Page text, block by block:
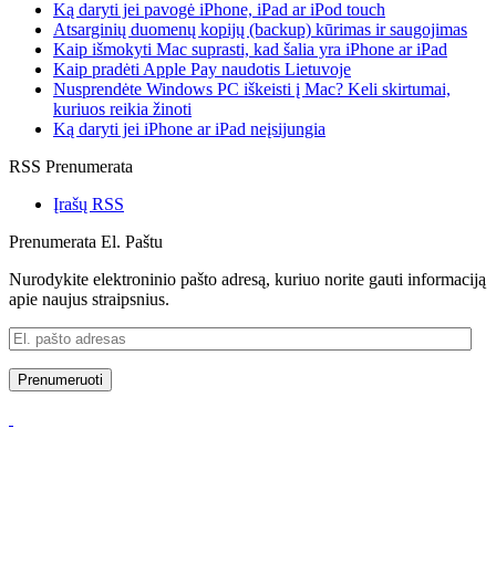
Ką daryti jei pavogė iPhone, iPad ar iPod touch
Atsarginių duomenų kopijų (backup) kūrimas ir saugojimas
Kaip išmokyti Mac suprasti, kad šalia yra iPhone ar iPad
Kaip pradėti Apple Pay naudotis Lietuvoje
Nusprendėte Windows PC iškeisti į Mac? Keli skirtumai,
kuriuos reikia žinoti
Ką daryti jei iPhone ar iPad neįsijungia
RSS Prenumerata
Įrašų RSS
Prenumerata El. Paštu
Nurodykite elektroninio pašto adresą, kuriuo norite gauti informaciją
apie naujus straipsnius.
El.
pašto
adresas
Prenumeruoti